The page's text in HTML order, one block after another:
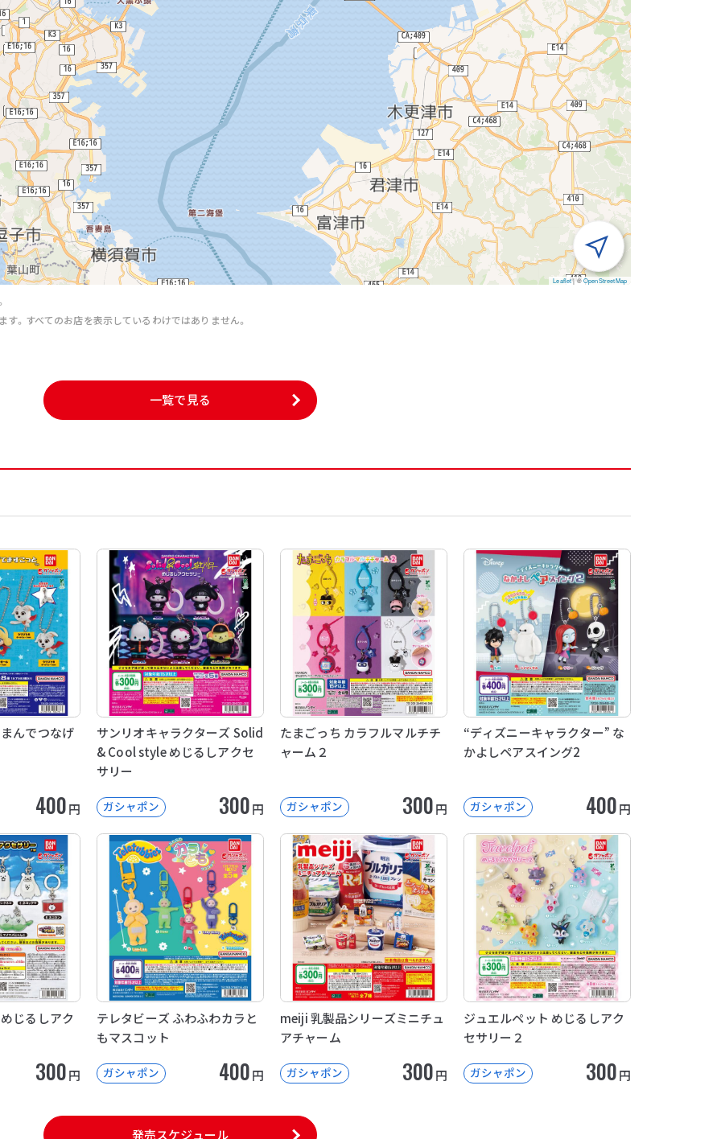
Leaflet| ©OpenStreetMap
。すべてのお店を表示しているわけではありません。
一覧で見る
んでつなげ
400円
サンリオキャラクターズ Solid
& Cool style めじるしアクセ
サリー
ガシャポン 300円
たまごっち カラフルマルチチ
ャーム２
ガシャポン 300円
“ディズニーキャラクター” な
かよしペアスイング2
ガシャポン 400円
じるしアク
300円
テレタビーズ ふわふわカラと
もマスコット
ガシャポン 400円
meiji 乳製品シリーズミニチュ
アチャーム
ガシャポン 300円
ジュエルペット めじるしアク
セサリー２
ガシャポン 300円
発売スケジュール